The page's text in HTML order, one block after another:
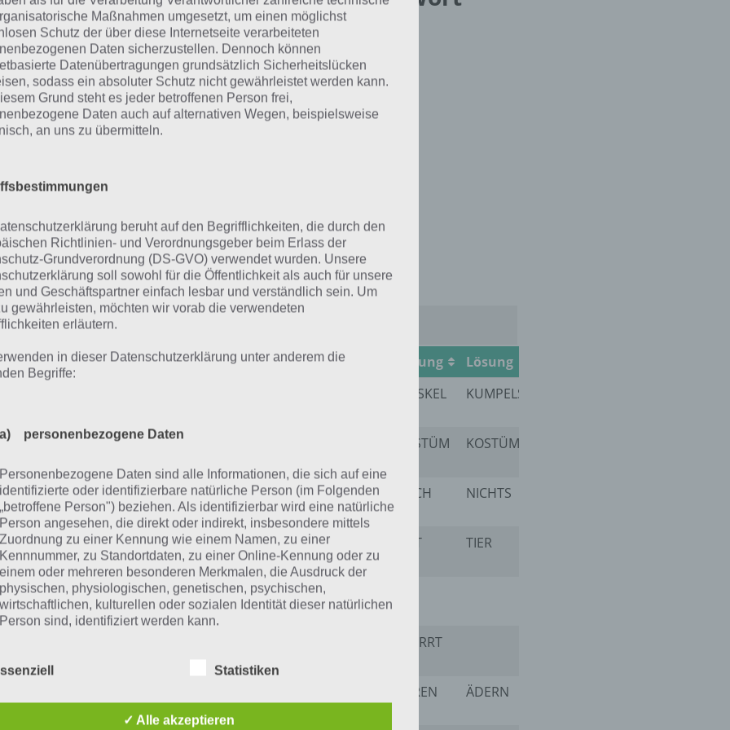
in der Tabelle
Einträge anzeigen
Level Lösung Lösung Lösung Lösung Lösung Lösung
MUSKEL KUMPELS
Level
KOST SEKT KOSTÜM KOSTÜME
Level
2403
SICH NICHT SICHT STICH TISCH NICHTS
Level
2404
IRRE IRRT REIF RIEF RIET TIER
Level
2405
MERKT TÜRKE TÜRME KÜMMERT
SPERRT
BÄREN ÄDERN
Maßnahmen umgesetzt, um einen möglichst
Schutz der über diese Internetseite verarbeiteten
Daten sicherzustellen. Dennoch können
Datenübertragungen grundsätzlich Sicherheitslücken
sodass ein absoluter Schutz nicht gewährleistet werden kann.
Grund steht es jeder betroffenen Person frei,
Daten auch auf alternativen Wegen, beispielsweise
an uns zu übermitteln.
beruht auf den Begrifflichkeiten, die durch den
Richtlinien- und Verordnungsgeber beim Erlass der
Grundverordnung (DS-GVO) verwendet wurden. Unsere
soll sowohl für die Öffentlichkeit als auch für unsere
und Geschäftspartner einfach lesbar und verständlich sein. Um
gewährleisten, möchten wir vorab die verwendeten
erläutern.
in dieser Datenschutzerklärung unter anderem die
Begriffe:
a) personenbezogene Daten
Personenbezogene Daten sind alle Informationen, die sich auf eine
identifizierte oder identifizierbare natürliche Person (im Folgenden
„betroffene Person") beziehen. Als identifizierbar wird eine natürliche
Person angesehen, die direkt oder indirekt, insbesondere mittels
Zuordnung zu einer Kennung wie einem Namen, zu einer
Kennnummer, zu Standortdaten, zu einer Online-Kennung oder zu
einem oder mehreren besonderen Merkmalen, die Ausdruck der
physischen, physiologischen, genetischen, psychischen,
wirtschaftlichen, kulturellen oder sozialen Identität dieser natürlichen
Person sind, identifiziert werden kann.
b) betroffene Person
Betroffene Person ist jede identifizierte oder identifizierbare
Statistiken
✓ Alle akzeptieren